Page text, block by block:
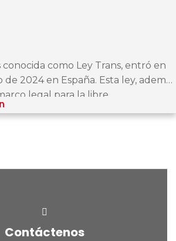
conocida como Ley Trans, entró en
2024 en España. Esta ley, además
legal para la libre...
Contáctenos